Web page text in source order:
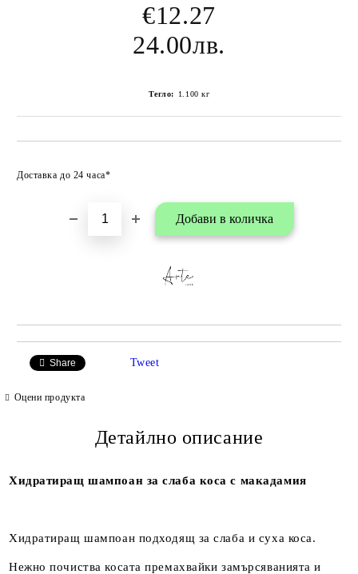
€12.27
24.00лв.
Тегло: 1.100 кг
Доставка до 24 часа*
Share Tweet
Оцени продукта
Детайлно описание
Хидратиращ шампоан за слаба коса с макадамия
Хидратиращ шампоан подходящ за слаба и суха коса.
Нежно почиства косата премахвайки замърсяванията и